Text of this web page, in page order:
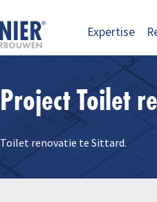
Expertise
Project Toilet
Toilet renovatie te Sittard.